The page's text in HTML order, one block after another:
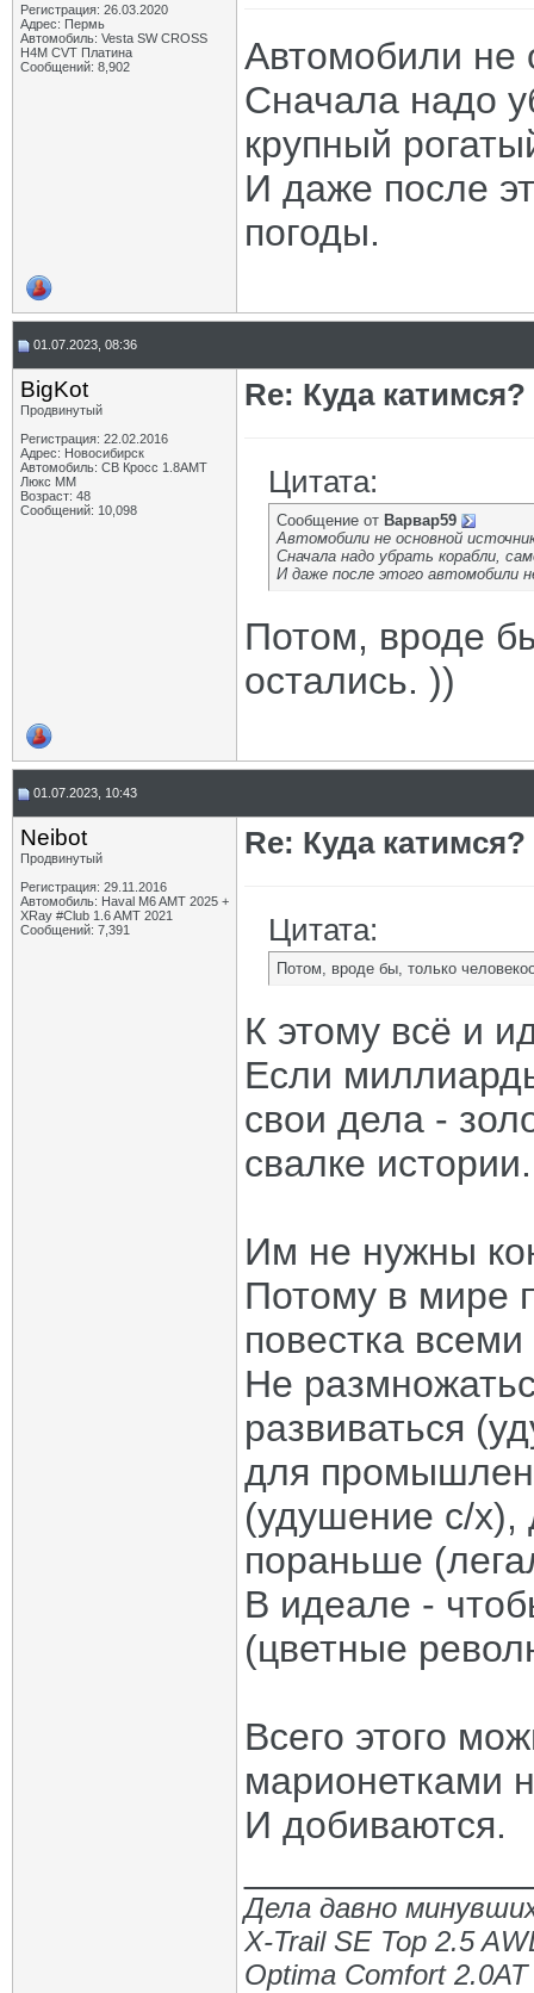
Регистрация: 26.03.2020
Адрес: Пермь
Автомобиль: Vesta SW CROSS
H4M CVT Платина
Сообщений: 8,902
Автомобили не
Сначала надо
крупный
И даже после
погоды.
01.07.2023, 08:36
BigKot
Продвинутый
Регистрация: 22.02.2016
Адрес: Новосибирск
Автомобиль: СВ Кросс 1.8АМТ
Люкс ММ
Возраст: 48
Сообщений: 10,098
Re: Куда катимся?
Цитата:
Сообщение от Варвар59
Автомобили не основной
Сначала надо убрать корабли,
И даже после этого автомобили
Потом, вроде
остались. ))
01.07.2023, 10:43
Neibot
Продвинутый
Регистрация: 29.11.2016
Автомобиль: Haval M6 AMT 2025 +
XRay #Club 1.6 AMT 2021
Сообщений: 7,391
Re: Куда катимся?
Цитата:
Потом, вроде бы, только
К этому всё и
Если
свои дела -
свалке истории.
Им не нужны
Потому в мире
повестка
Не
развиваться
для
(удушение с/х),
пораньше
В идеале -
(цветные
Всего этого
марионетками
И добиваются.
Дела давно
X-Trail SE Top 2.5
Optima Comfort